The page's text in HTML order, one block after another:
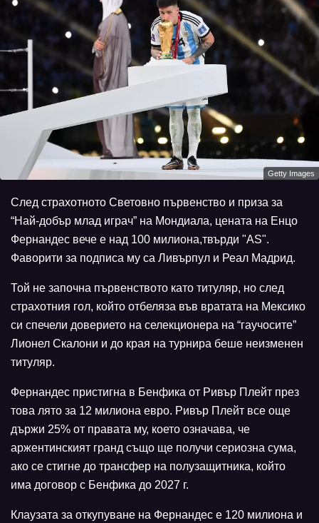
Getty Images
След страхотното Световно първенство и приза за
“Най-добър млад играч” на Мондиала, цената на Енцо
Фернандес вече е над 100 милиона,твърди "AS".
Фаворити за подписа му са Ливърпул и Реал Мадрид.
Той не започна първенството като титуляр, но след
страхотния гол, който отбеляза във вратата на Мексико
си спечели доверието на селекционера на “гаучосите”
Лионел Скалони и до края на турнира беше неизменен
титуляр.
Фернандес пристигна в Бенфика от Ривър Плейт през
това лято за 12 милиона евро. Ривър Плейт все още
държи 25% от правата му, което означава, че
аржентинският гранд също ще получи сериозна сума,
ако се стигне до трансфер на полузащитника, който
има договор с Бенфика до 2027 г.
Клаузата за откупуване на Фернандес е 120 милиона и